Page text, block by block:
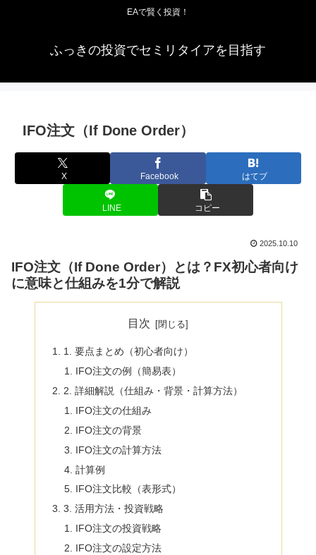
EAで賢く投資！
ふっきの投資でセミリタイアを目指す
IFO注文（If Done Order）
X Facebook はてブ
LINE コピー
2025.10.10
IFO注文（If Done Order）とは？FX初心者向け
に意味と仕組みを1分で解説
目次
1. 要点まとめ（初心者向け）
IFO注文の例（簡易表）
2. 詳細解説（仕組み・背景・計算方法）
IFO注文の仕組み
IFO注文の背景
IFO注文の計算方法
計算例
IFO注文比較（表形式）
3. 活用方法・投資戦略
IFO注文の投資戦略
IFO注文の設定方法